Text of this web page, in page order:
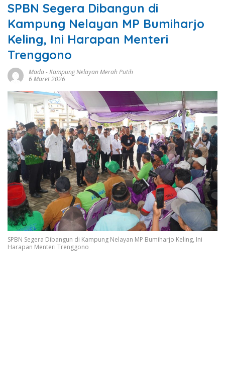
SPBN Segera Dibangun di
Kampung Nelayan MP Bumiharjo
Keling, Ini Harapan Menteri
Trenggono
Mada-Kampung Nelayan Merah Putih
6 Maret 2026
SPBN Segera Dibangun di Kampung Nelayan MP Bumiharjo Keling, Ini
Harapan Menteri Trenggono